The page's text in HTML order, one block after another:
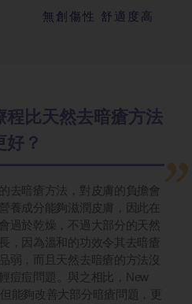
無創傷性 舒適度高
程比天然去暗瘡方法
好？
去暗瘡方法，對皮膚的負擔會
養成分能夠滋潤皮膚，因此在
過於乾燥，不過大部分的天然
，因為溫和的功效令其去暗瘡
弱，而且天然去暗瘡的方法沒
痘痘問題。與之相比，New
能夠改善大部分暗瘡問題，更